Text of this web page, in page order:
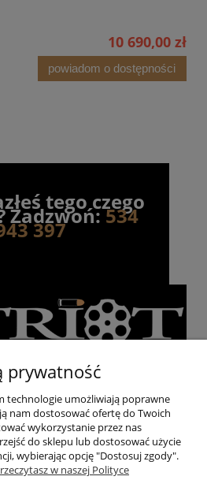
10 690,00 zł
powiadom o dostępności
tego czego
Zadzwoń:534
397
Pomoc
Moje konto
prywatność
technologie umożliwiają poprawne
nam dostosować ofertę do Twoich
wykorzystanie przez nas
do sklepu lub dostosować użycie
wybierając opcję "Dostosuj zgody".
w naszej Polityce